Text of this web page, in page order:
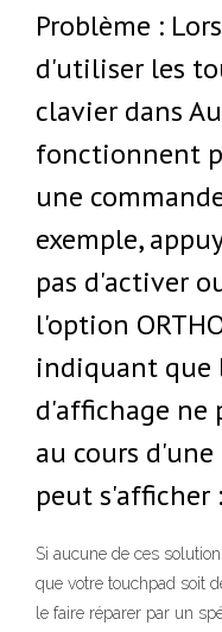
Problème :
d'utiliser les
clavier dans
fonctionnent
une
exemple,
pas d'activer
l'option
indiquant que
d'affichage ne
au cours
peut s'afficher
Si aucune de ces
que votre touchpad soit
le faire réparer par un